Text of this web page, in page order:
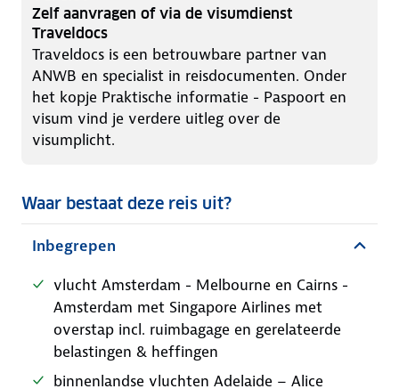
Zelf aanvragen of via de visumdienst
Traveldocs
Traveldocs is een betrouwbare partner van
ANWB en specialist in reisdocumenten. Onder
het kopje Praktische informatie - Paspoort en
visum vind je verdere uitleg over de
visumplicht.
Waar bestaat deze reis uit?
Inbegrepen
vlucht Amsterdam - Melbourne en Cairns -
Amsterdam met Singapore Airlines met
overstap incl. ruimbagage en gerelateerde
belastingen & heffingen
binnenlandse vluchten Adelaide – Alice